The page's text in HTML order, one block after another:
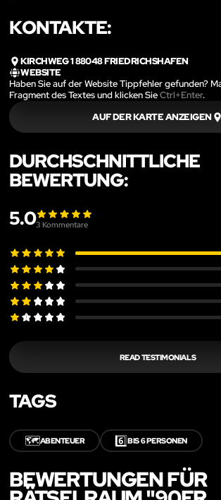
KONTAKTE:
KIRCHWEG 1 88048 FRIEDRICHSHAFEN
WEBSITE
Haben Sie auf der Website Tippfehler gefunden?
Fragment des Textes und klicken SieCtrl+Enter.
AUF DER KARTE ANZEIGEN
DURCHSCHNITTLICHE
BEWERTUNG:
5.03 Kommentare
READ TESTIMONIALS
TAGS
🗺️ABENTEUER 6️⃣BIS 6 PERSONEN
BEWERTUNGEN FÜR